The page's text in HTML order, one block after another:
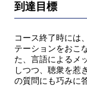
到達目標
コース終了時には
テーションをおこ
た、言語によるメ
しつつ、聴衆を惹
の質問にも巧みに